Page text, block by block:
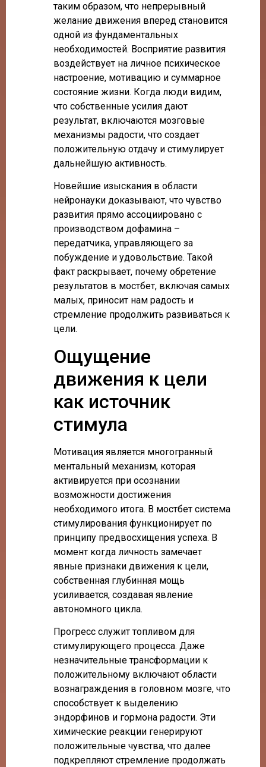
таким образом, что непрерывный
желание движения вперед становится
одной из фундаментальных
необходимостей. Восприятие развития
воздействует на личное психическое
настроение, мотивацию и суммарное
состояние жизни. Когда люди видим,
что собственные усилия дают
результат, включаются мозговые
механизмы радости, что создает
положительную отдачу и стимулирует
дальнейшую активность.
Новейшие изыскания в области
нейронауки доказывают, что чувство
развития прямо ассоциировано с
производством дофамина –
передатчика, управляющего за
побуждение и удовольствие. Такой
факт раскрывает, почему обретение
результатов в мостбет, включая самых
малых, приносит нам радость и
стремление продолжить развиваться к
цели.
Ощущение
движения к цели
как источник
стимула
Мотивация является многогранный
ментальный механизм, которая
активируется при осознании
возможности достижения
необходимого итога. В мостбет система
стимулирования функционирует по
принципу предвосхищения успеха. В
момент когда личность замечает
явные признаки движения к цели,
собственная глубинная мощь
усиливается, создавая явление
автономного цикла.
Прогресс служит топливом для
стимулирующего процесса. Даже
незначительные трансформации к
положительному включают области
вознаграждения в головном мозге, что
способствует к выделению
эндорфинов и гормона радости. Эти
химические реакции генерируют
положительные чувства, что далее
подкрепляют стремление продолжать